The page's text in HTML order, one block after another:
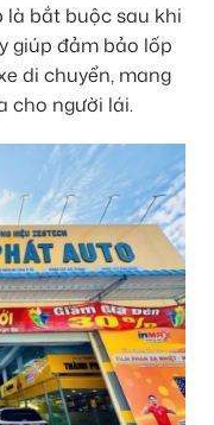
là bắt buộc sau khi
giúp đảm bảo lốp
di chuyển, mang
cho người lái.